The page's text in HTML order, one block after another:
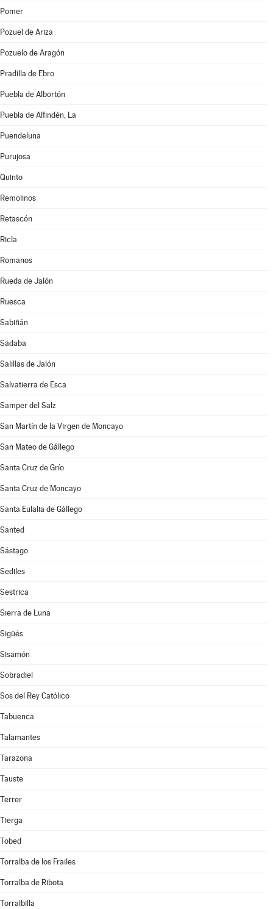
Pomer
Pozuel de Ariza
Pozuelo de Aragón
Pradilla de Ebro
Puebla de Albortón
Puebla de Alfindén, La
Puendeluna
Purujosa
Quinto
Remolinos
Retascón
Ricla
Romanos
Rueda de Jalón
Ruesca
Sabiñán
Sádaba
Salillas de Jalón
Salvatierra de Esca
Samper del Salz
San Martín de la Virgen de Moncayo
San Mateo de Gállego
Santa Cruz de Grío
Santa Cruz de Moncayo
Santa Eulalia de Gállego
Santed
Sástago
Sediles
Sestrica
Sierra de Luna
Sigüés
Sisamón
Sobradiel
Sos del Rey Católico
Tabuenca
Talamantes
Tarazona
Tauste
Terrer
Tierga
Tobed
Torralba de los Frailes
Torralba de Ribota
Torralbilla